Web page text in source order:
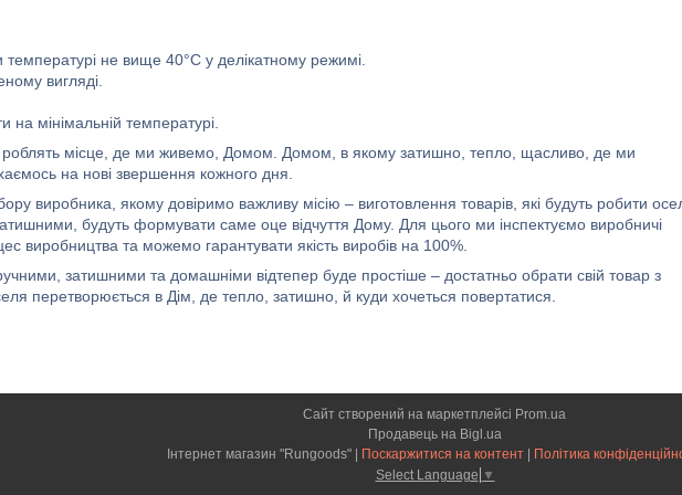
не вище 40°C у делікатному режимі.
вигляді.
на мінімальній температурі.
роблять місце, де ми живемо, Домом. Домом, в якому затишно, тепло, щасливо, де ми
на нові звершення кожного дня.
виробника, якому довіримо важливу місію – виготовлення товарів, які будуть робити
будуть формувати саме оце відчуття Дому. Для цього ми інспектуємо виробничі
виробництва та можемо гарантувати якість виробів на 100%.
затишними та домашніми відтепер буде простіше – достатньо обрати свій товар з
перетворюється в Дім, де тепло, затишно, й куди хочеться повертатися.
Сайт створений на маркетплейсі Prom.ua
Продавець на Bigl.ua
Поскаржитися на контент
Політика
Select Language ▼